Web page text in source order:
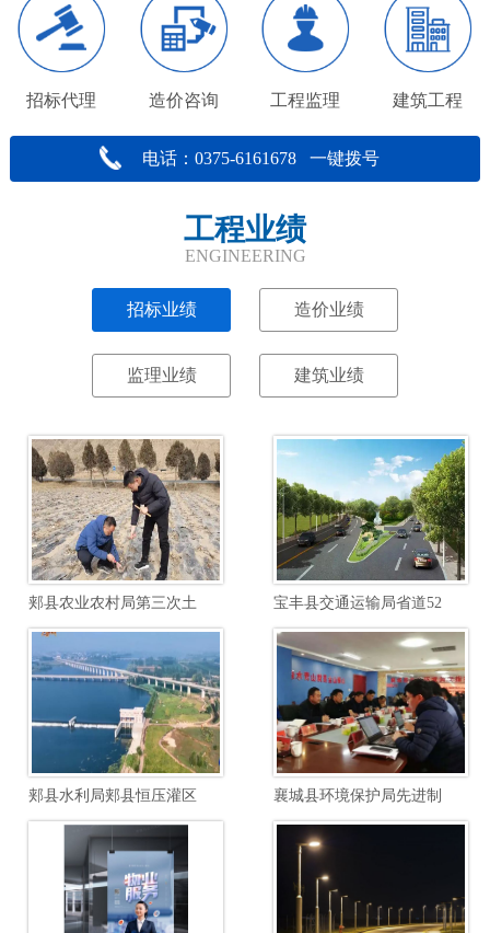
招标代理 造价咨询 工程监理 建筑工程
电话：0375-6161678 一键拨号
工程业绩
ENGINEERING
招标业绩 造价业绩
监理业绩 建筑业绩